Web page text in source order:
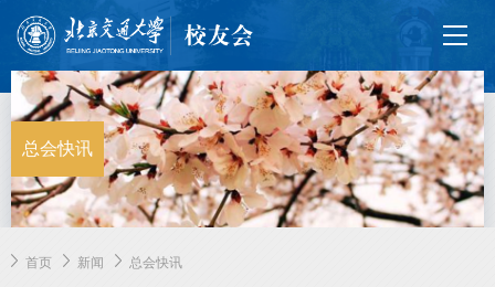
总会快讯
首页 新闻 总会快讯